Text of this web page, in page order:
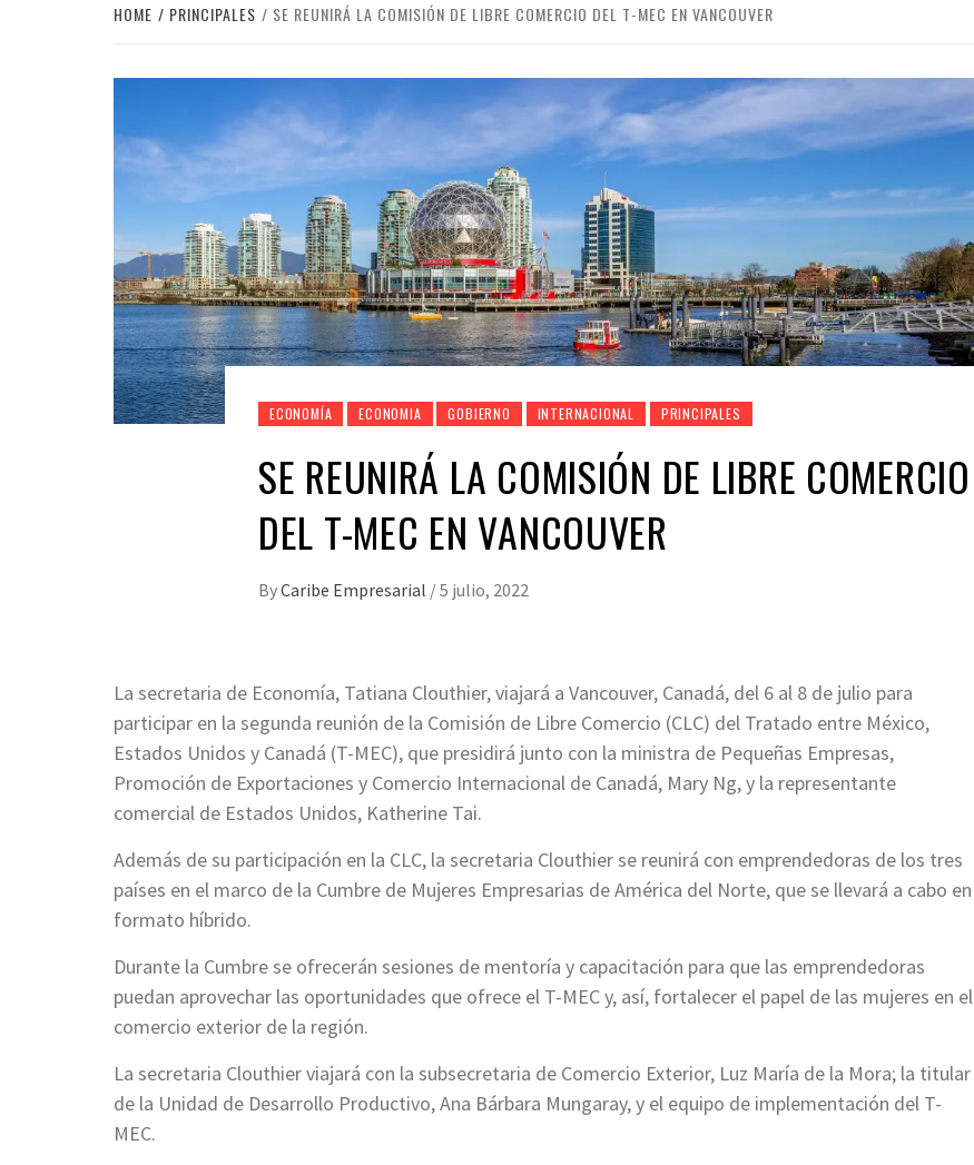
HOME PRINCIPALES SE REUNIRÁ LA COMISIÓN DE LIBRE COMERCIO DEL T-MEC EN VANCOUVER
ECONOMÍA ECONOMIA GOBIERNO INTERNACIONAL PRINCIPALES
SE REUNIRÁ LA COMISIÓN DE LIBRE COMERCIO
DEL T-MEC EN VANCOUVER
ByCaribe Empresarial /5 julio, 2022
La secretaria de Economía, Tatiana Clouthier, viajará a Vancouver, Canadá, del 6 al 8 de julio para
participar en la segunda reunión de la Comisión de Libre Comercio (CLC) del Tratado entre México,
Estados Unidos y Canadá (T-MEC), que presidirá junto con la ministra de Pequeñas Empresas,
Promoción de Exportaciones y Comercio Internacional de Canadá, Mary Ng, y la representante
comercial de Estados Unidos, Katherine Tai.
Además de su participación en la CLC, la secretaria Clouthier se reunirá con emprendedoras de los tres
países en el marco de la Cumbre de Mujeres Empresarias de América del Norte, que se llevará a cabo en
formato híbrido.
Durante la Cumbre se ofrecerán sesiones de mentoría y capacitación para que las emprendedoras
puedan aprovechar las oportunidades que ofrece el T-MEC y, así, fortalecer el papel de las mujeres en el
comercio exterior de la región.
La secretaria Clouthier viajará con la subsecretaria de Comercio Exterior, Luz María de la Mora; la titular
de la Unidad de Desarrollo Productivo, Ana Bárbara Mungaray, y el equipo de implementación del T-
MEC.